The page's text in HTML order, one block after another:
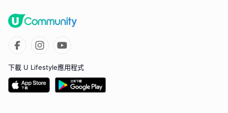
下載 U Lifestyle應用程式